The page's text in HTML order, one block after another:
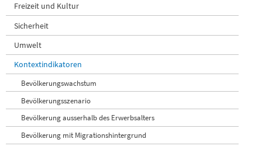
Freizeit und Kultur
Sicherheit
Umwelt
Kontextindikatoren
Bevölkerungswachstum
Bevölkerungsszenario
Bevölkerung ausserhalb des Erwerbsalters
Bevölkerung mit Migrationshintergrund